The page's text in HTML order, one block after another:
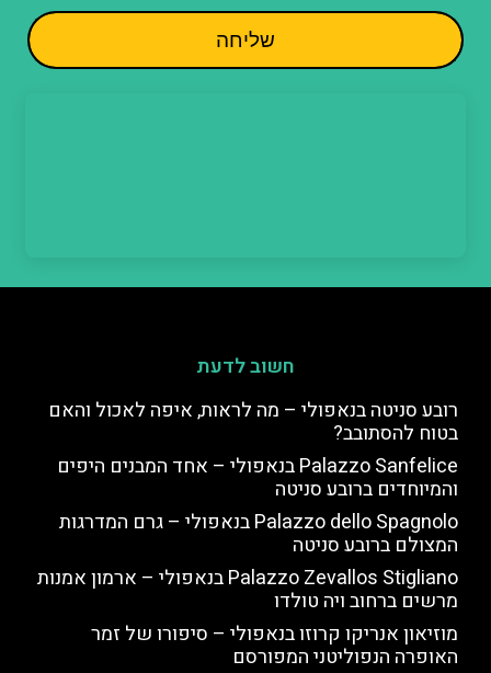
שליחה
חשוב לדעת
רובע סניטה בנאפולי – מה לראות, איפה לאכול והאם
בטוח להסתובב?
Palazzo Sanfelice בנאפולי – אחד המבנים היפים
והמיוחדים ברובע סניטה
Palazzo dello Spagnolo בנאפולי – גרם המדרגות
המצולם ברובע סניטה
Palazzo Zevallos Stigliano בנאפולי – ארמון אמנות
מרשים ברחוב ויה טולדו
מוזיאון אנריקו קרוזו בנאפולי – סיפורו של זמר
האופרה הנפוליטני המפורסם